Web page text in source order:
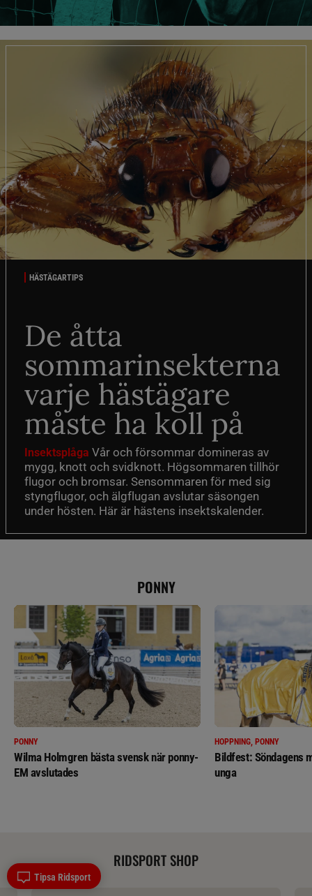
HÄSTÄGARTIPS
De åtta
sommarinsekterna
varje hästägare
måste ha koll på
Insektsplåga Vår och försommar domineras av
mygg, knott och svidknott. Högsommaren tillhör
flugor och bromsar. Sensommaren för med sig
styngflugor, och älgflugan avslutar säsongen
under hösten. Här är hästens insektskalender.
PONNY
PONNY
Wilma Holmgren bästa svensk när ponny-
EM avslutades
HOPPNING, PONNY
Bildfest: Söndagens
unga
RIDSPORT SHOP
Tipsa Ridsport